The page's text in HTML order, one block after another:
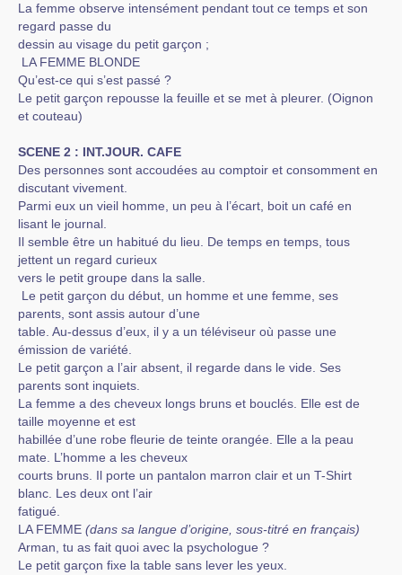
La femme observe intensément pendant tout ce temps et son
regard passe du
dessin au visage du petit garçon ;
LA FEMME BLONDE
Qu’est-ce qui s’est passé ?
Le petit garçon repousse la feuille et se met à pleurer. (Oignon
et couteau)
SCENE 2 : INT.JOUR. CAFE
Des personnes sont accoudées au comptoir et consomment en
discutant vivement.
Parmi eux un vieil homme, un peu à l’écart, boit un café en
lisant le journal.
Il semble être un habitué du lieu. De temps en temps, tous
jettent un regard curieux
vers le petit groupe dans la salle.
Le petit garçon du début, un homme et une femme, ses
parents, sont assis autour d’une
table. Au-dessus d’eux, il y a un téléviseur où passe une
émission de variété.
Le petit garçon a l’air absent, il regarde dans le vide. Ses
parents sont inquiets.
La femme a des cheveux longs bruns et bouclés. Elle est de
taille moyenne et est
habillée d’une robe fleurie de teinte orangée. Elle a la peau
mate. L’homme a les cheveux
courts bruns. Il porte un pantalon marron clair et un T-Shirt
blanc. Les deux ont l’air
fatigué.
LA FEMME (dans sa langue d’origine, sous-titré en français)
Arman, tu as fait quoi avec la psychologue ?
Le petit garçon fixe la table sans lever les yeux.